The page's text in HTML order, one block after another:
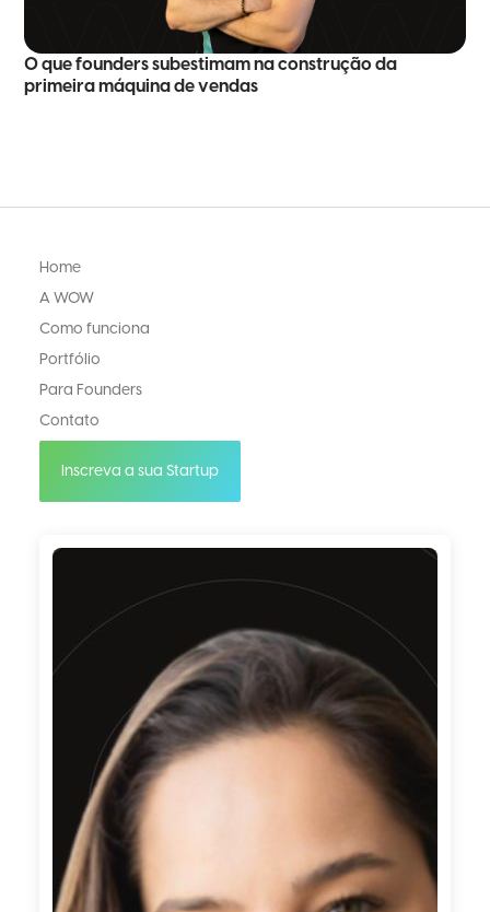
O que founders subestimam na construção da
primeira máquina de vendas
Home
A WOW
Como funciona
Portfólio
Para Founders
Contato
Inscreva a sua Startup